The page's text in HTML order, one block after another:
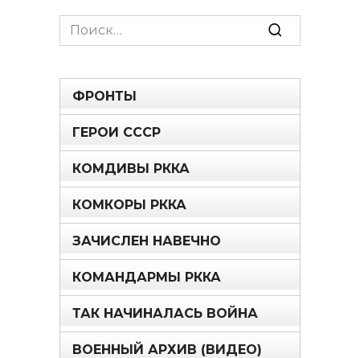
Search
for:
ФРОНТЫ
ГЕРОИ СССР
КОМДИВЫ РККА
КОМКОРЫ РККА
ЗАЧИСЛЕН НАВЕЧНО
КОМАНДАРМЫ РККА
ТАК НАЧИНАЛАСЬ ВОЙНА
ВОЕННЫЙ АРХИВ (ВИДЕО)